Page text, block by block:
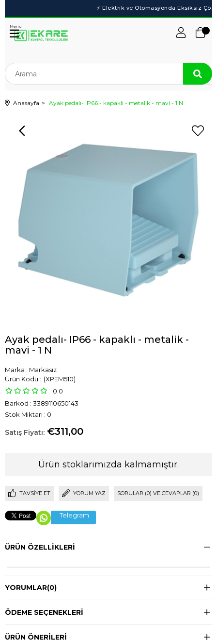
Menu
Anasayfa Ayak pedalı- IP66 - kapaklı - metalik - mavi - 1 N
Ayak pedalı- IP66 - kapaklı - metalik -
mavi - 1 N
Marka : Markasız
(XPEM510)
0.0
Barkod : 3389110650143
Stok Miktarı : 0
€311,00
Ürün stoklarımızda kalmamıştır.
TAVSIYE ET YORUM YAZ SORULAR (0) VE CEVAPLAR (0)
Telegram
ÜRÜN ÖZELLIKLERI
YORUMLAR(0)
ÖDEME SEÇENEKLERI
ÜRÜN ÖNERILERI